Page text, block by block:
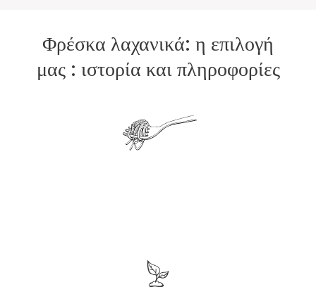
Φρέσκα λαχανικά: η επιλογή
μας : ιστορία και πληροφορίες